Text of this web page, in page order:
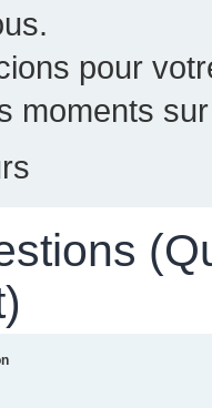
pour
moments